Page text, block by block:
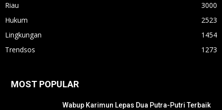
Riau
3000
Hukum
2523
Lingkungan
1454
Trendsos
1273
MOST POPULAR
Wabup Karimun Lepas Dua Putra-Putri Terbaik